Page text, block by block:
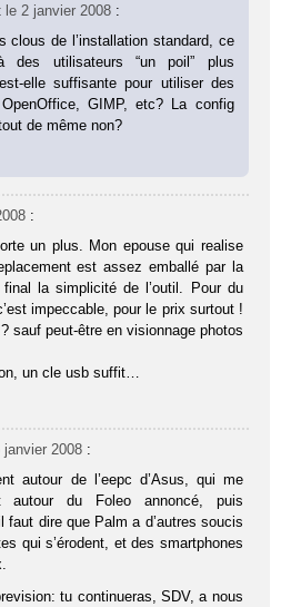
le 2 janvier 2008 :
clous de l’installation standard, ce
utilisateurs “un poil” plus
elle suffisante pour utiliser des
GIMP, etc? La config
de même non?
:
un plus. Mon epouse qui realise
est assez emballé par la
la simplicité de l’outil. Pour du
impeccable, pour le prix surtout !
sauf peut-être en visionnage photos
un cle usb suffit…
janvier 2008 :
autour de l’eepc d’Asus, qui me
du Foleo annoncé, puis
faut dire que Palm a d’autres soucis
qui s’érodent, et des smartphones
tu continueras, SDV, a nous